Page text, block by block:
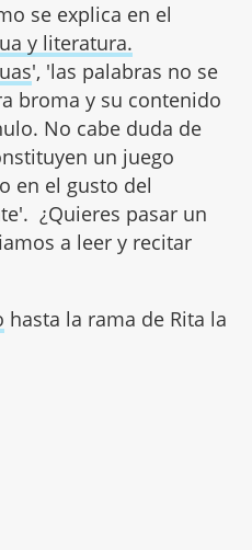
se explica en el
y literatura.
', 'las palabras no se
broma y su contenido
No cabe duda de
un juego
en el gusto del
¿Quieres pasar un
a leer y recitar
hasta la rama de Rita la